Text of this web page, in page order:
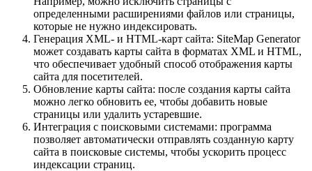
определенными расширениями файлов или страницы,
которые не нужно индексировать.
Генерация XML- и HTML-карт сайта: SiteMap Generator
может создавать карты сайта в форматах XML и HTML,
что обеспечивает удобный способ отображения карты
сайта для посетителей.
Обновление карты сайта: после создания карты сайта
можно легко обновить ее, чтобы добавить новые
страницы или удалить устаревшие.
Интеграция с поисковыми системами: программа
позволяет автоматически отправлять созданную карту
сайта в поисковые системы, чтобы ускорить процесс
индексации страниц.